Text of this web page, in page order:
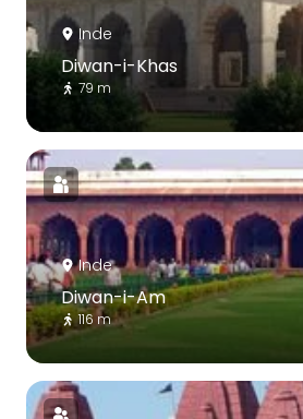
Inde
Diwan-i-Khas
79 m
Inde
Diwan-i-Am
116 m